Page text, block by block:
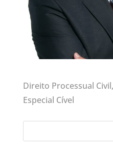
Direito Processual
Especial Cível